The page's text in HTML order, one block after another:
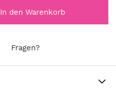
In den Warenkorb
Fragen?